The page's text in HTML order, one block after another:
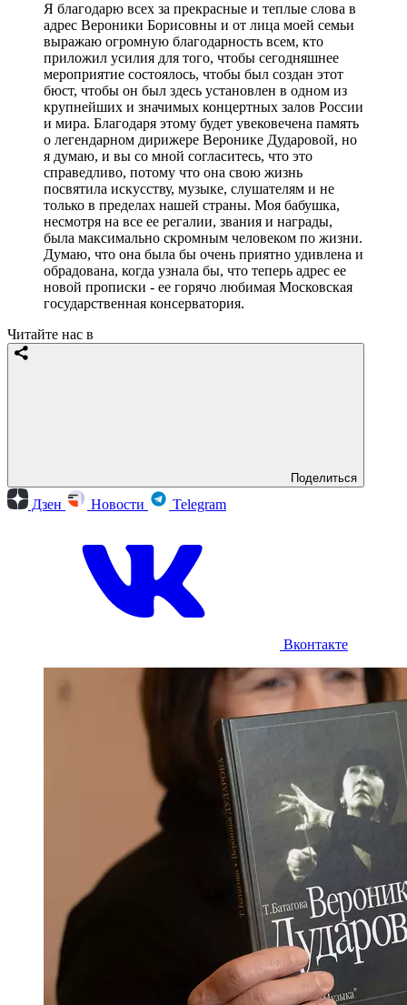
Я благодарю всех за прекрасные и теплые слова в
адрес Вероники Борисовны и от лица моей семьи
выражаю огромную благодарность всем, кто
приложил усилия для того, чтобы сегодняшнее
мероприятие состоялось, чтобы был создан этот
бюст, чтобы он был здесь установлен в одном из
крупнейших и значимых концертных залов России
и мира. Благодаря этому будет увековечена память
о легендарном дирижере Веронике Дударовой, но
я думаю, и вы со мной согласитесь, что это
справедливо, потому что она свою жизнь
посвятила искусству, музыке, слушателям и не
только в пределах нашей страны. Моя бабушка,
несмотря на все ее регалии, звания и награды,
была максимально скромным человеком по жизни.
Думаю, что она была бы очень приятно удивлена и
обрадована, когда узнала бы, что теперь адрес ее
новой прописки - ее горячо любимая Московская
государственная консерватория.
Читайте нас в
Поделиться
Дзен Новости Telegram
Вконтакте